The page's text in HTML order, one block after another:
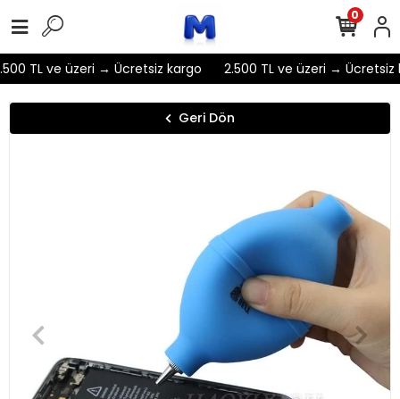
TL ve üzeri → Ücretsiz kargo 2.500 TL ve üzeri → Ücretsiz
0
Geri Dön